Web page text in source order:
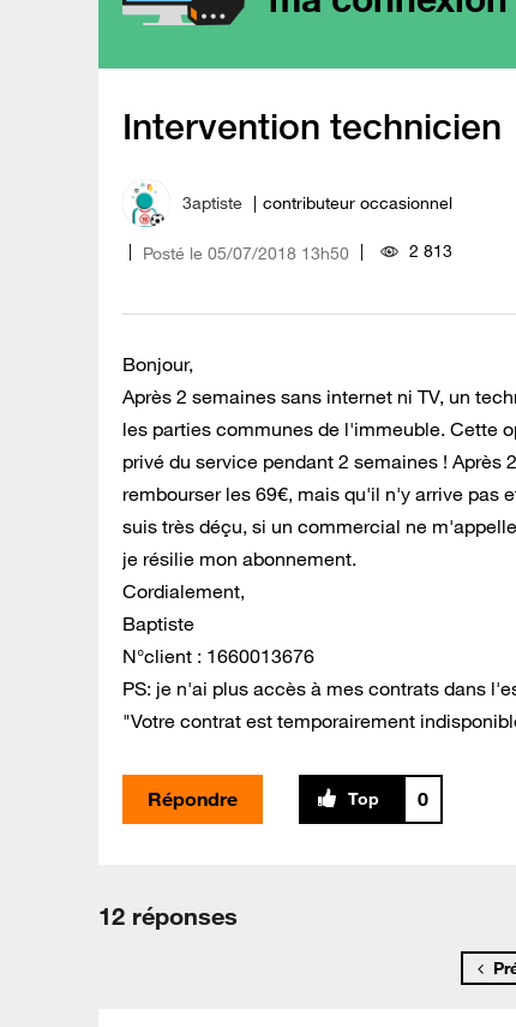
Intervention technicien
3aptiste contributeur occasionnel
Posté le ‎05/07/2018 13h50 2 813
Bonjour,
Après 2 semaines sans internet ni TV, un
les parties communes de l'immeuble. Cette
privé du service pendant 2 semaines !
rembourser les 69€, mais qu'il n'y arrive pas
suis très déçu, si un commercial ne
je résilie mon abonnement.
Cordialement,
Baptiste
N°client : 1660013676
PS: je n'ai plus accès à mes contrats dans
"Votre contrat est temporairement
Répondre 0
12 réponses